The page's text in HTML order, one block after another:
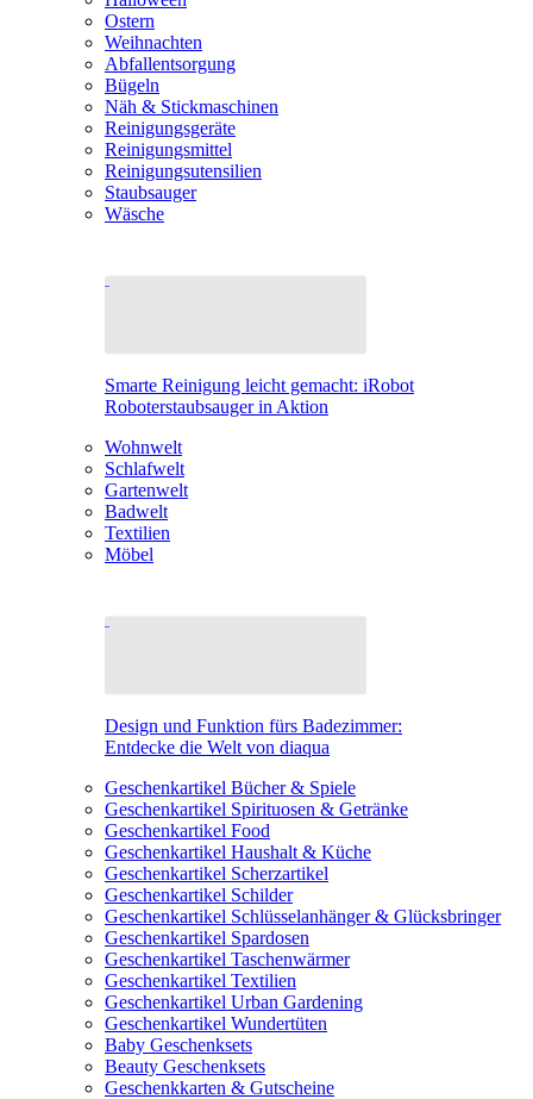
Ostern
Weihnachten
Abfallentsorgung
Bügeln
Näh & Stickmaschinen
Reinigungsgeräte
Reinigungsmittel
Reinigungsutensilien
Staubsauger
Wäsche
Smarte Reinigung leicht gemacht: iRobot
Roboterstaubsauger in Aktion
Wohnwelt
Schlafwelt
Gartenwelt
Badwelt
Textilien
Möbel
Design und Funktion fürs Badezimmer:
Entdecke die Welt von diaqua
Geschenkartikel Bücher & Spiele
Geschenkartikel Spirituosen & Getränke
Geschenkartikel Food
Geschenkartikel Haushalt & Küche
Geschenkartikel Scherzartikel
Geschenkartikel Schilder
Geschenkartikel Schlüsselanhänger & Glücksbringer
Geschenkartikel Spardosen
Geschenkartikel Taschenwärmer
Geschenkartikel Textilien
Geschenkartikel Urban Gardening
Geschenkartikel Wundertüten
Baby Geschenksets
Beauty Geschenksets
Geschenkkarten & Gutscheine